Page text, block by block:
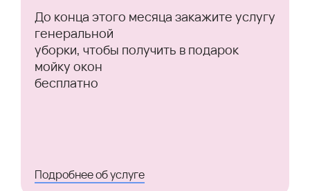
До конца этого месяца закажите услугу
генеральной
уборки, чтобы получить в подарок
мойку окон
бесплатно
Подробнее об услуге